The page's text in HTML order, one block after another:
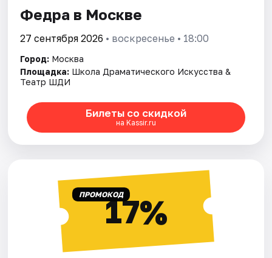
Федра в Москве
27 сентября 2026 • воскресенье • 18:00
Город: Москва
Площадка: Школа Драматического Искусства &
Театр ШДИ
Билеты со скидкой
на Kassir.ru
ПРОМОКОД17%